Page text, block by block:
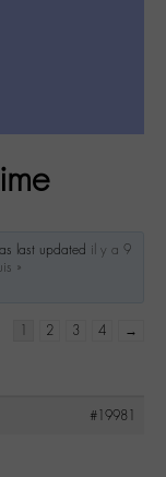
last updated il y a 9
»
1 2 3 4 →
#19981